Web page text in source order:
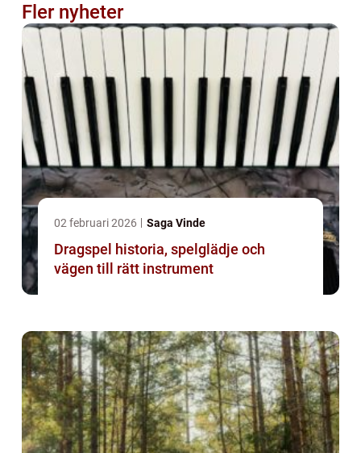
Fler nyheter
02 februari 2026 Saga Vinde
Dragspel historia, spelglädje och
vägen till rätt instrument